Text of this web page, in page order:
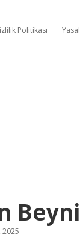
Politikası
2025